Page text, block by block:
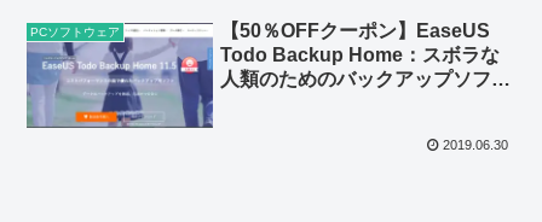
PCソフトウェア
【50％OFFクーポン】EaseUS
Todo Backup Home：スボラな
人類のためのバックアップソフト
2019.06.30